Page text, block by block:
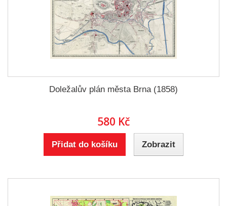
Doležalův plán města Brna (1858)
580 Kč
Přidat do košíku Zobrazit